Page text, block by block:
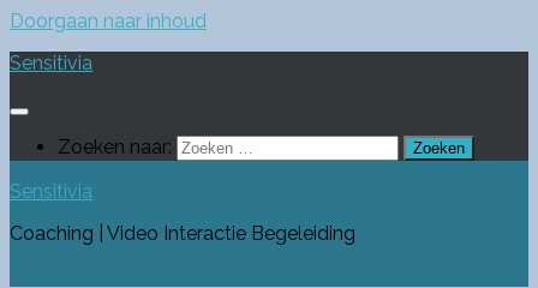
Doorgaan naar inhoud
Sensitivia
Zoeken naar:
Sensitivia
Coaching | Video Interactie Begeleiding